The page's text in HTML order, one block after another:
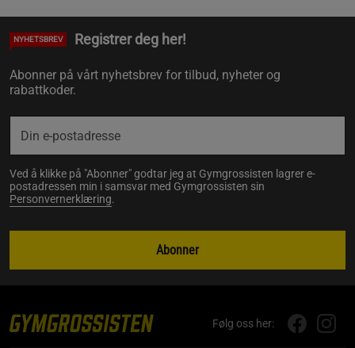
NYHETSBREV Registrer deg her!
Abonner på vårt nyhetsbrev for tilbud, nyheter og
rabattkoder.
Ved å klikke på "Abonner" godtar jeg at Gymgrossisten lagrer e-
postadressen min i samsvar med Gymgrossisten sin
Personvernerklæring.
Abonner
Følg oss her: